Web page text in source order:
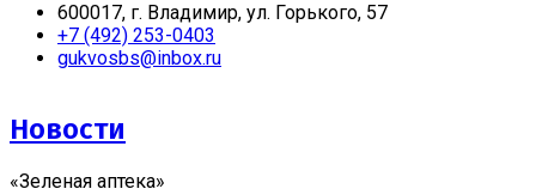
600017, г. Владимир, ул. Горького, 57
+7 (492) 253-0403
gukvosbs@inbox.ru
Новости
«Зеленая аптека»